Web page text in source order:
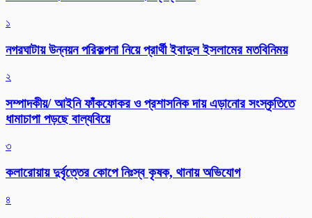
১
নগরঘাটায় উন্নয়ন পরিকল্পনা নিয়ে প্রার্থী ইবাদুল ইসলামের মতবিনিময়
২
সম্পাদকীয়/ আইনি ফাঁকফোকর ও প্রশাসনিক দায় এড়ানোর সংস্কৃতিতে
ধামাচাপা পড়ছে বাল্যবিয়ে
৩
কলারোয়ায় দুর্বৃত্তের কোপে নিঃস্ব কৃষক, থানায় অভিযোগ
৪